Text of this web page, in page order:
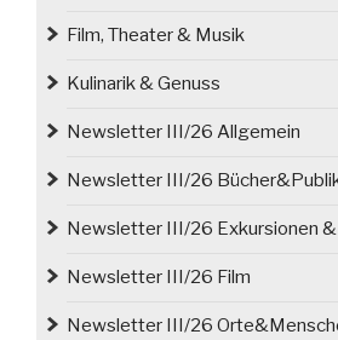
Film, Theater & Musik
Kulinarik & Genuss
Newsletter III/26 Allgemein
Newsletter III/26
Newsletter III/26 Exkursionen
Newsletter III/26 Film
Newsletter III/26